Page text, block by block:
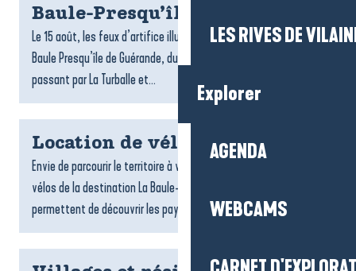
LES RIVES DE
Explorer
AGENDA
WEBCAMS
Baule-Presqu’île de Guérande
Le 15 août, les feux d’artifice illuminent les soirées d’été à La
Baule Presqu’île de Guérande, du Croisic jusqu’à Pénestin en
passant par La Turballe et...
Location de vélos
Envie de parcourir le territoire à votre rythme ? Les loueurs de
vélos de la destination La Baule-Presqu’île de Guérande vous
permettent de découvrir les paysages, les villages...